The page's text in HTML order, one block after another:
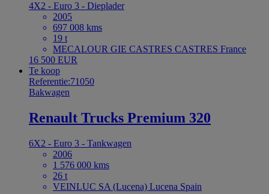
4X2 - Euro 3 - Dieplader
2005
697 008 kms
19 t
MECALOUR GIE CASTRES CASTRES France
16 500 EUR
Te koop
Referentie:71050
Bakwagen
Renault Trucks Premium 320
6X2 - Euro 3 - Tankwagen
2006
1 576 000 kms
26 t
VEINLUC SA (Lucena) Lucena Spain